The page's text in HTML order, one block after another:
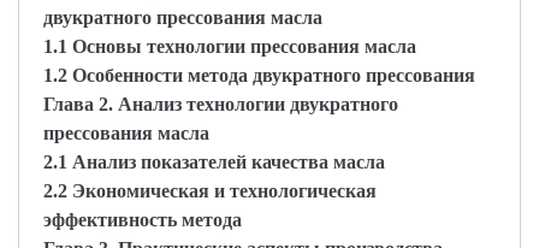
двукратного прессования масла
1.1 Основы технологии прессования масла
1.2 Особенности метода двукратного прессования
Глава 2. Анализ технологии двукратного
прессования масла
2.1 Анализ показателей качества масла
2.2 Экономическая и технологическая
эффективность метода